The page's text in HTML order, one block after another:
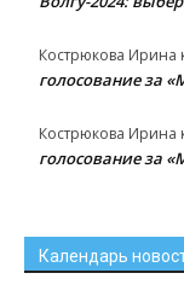
Кострюкова Ирина
голосование за
Кострюкова Ирина
голосование за
Календарь